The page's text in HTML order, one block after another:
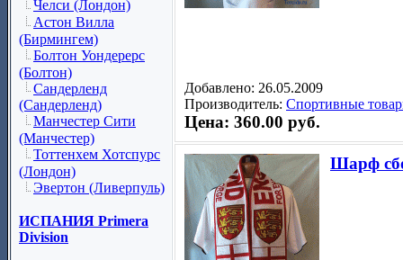
Челси (Лондон)
Астон Вилла
(Бирмингем)
Болтон Уондерерс
(Болтон)
Сандерленд
(Сандерленд)
Манчестер Сити
(Манчестер)
Тоттенхем Хотспурс
(Лондон)
Эвертон (Ливерпуль)
ИСПАНИЯ Primera
Division
Добавлено: 26.05.2009
Производитель: Спортивные
Цена: 360.00 руб.
Шарф